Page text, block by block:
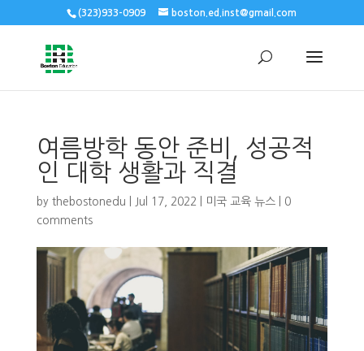
(323)933-0909 boston.ed.inst@gmail.com
여름방학 동안 준비, 성공적
인 대학 생활과 직결
by thebostonedu Jul 17, 2022 미국 교육 뉴스| 0
comments